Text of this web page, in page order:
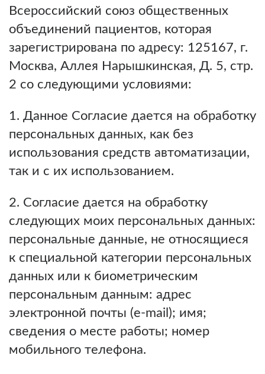
Всероссийский союз общественных
объединений пациентов, которая
зарегистрирована по адресу: 125167, г.
Москва, Аллея Нарышкинская, Д. 5, стр.
2 со следующими условиями:
1. Данное Согласие дается на обработку
персональных данных, как без
использования средств автоматизации,
так и с их использованием.
2. Согласие дается на обработку
следующих моих персональных данных:
персональные данные, не относящиеся
к специальной категории персональных
данных или к биометрическим
персональным данным: адрес
электронной почты (e-mail); имя;
сведения о месте работы; номер
мобильного телефона.